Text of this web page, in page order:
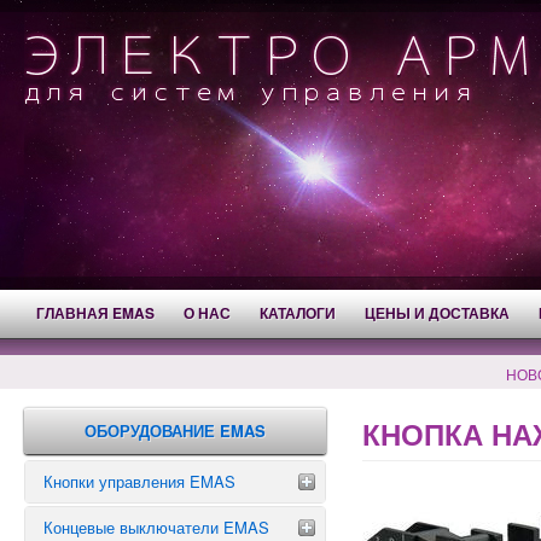
ГЛАВНАЯ EMAS О НАС КАТАЛОГИ ЦЕНЫ И ДОСТАВКА
ОБОРУДОВАНИЕ EMAS
Кнопки управления EMAS
Аварийные кнопки
Концевые выключатели EMAS
КНОПКА